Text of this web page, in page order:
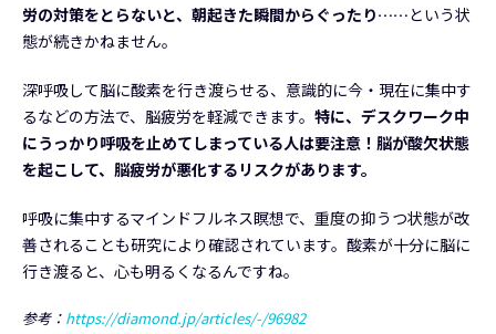
労の対策をとらないと、朝起きた瞬間からぐったり……という状
態が続きかねません。
深呼吸して脳に酸素を行き渡らせる、意識的に今・現在に集中す
るなどの方法で、脳疲労を軽減できます。 特に、デスクワーク中
にうっかり呼吸を止めてしまっている人は要注意！脳が酸欠状態
を起こして、脳疲労が悪化するリスクがあります。
呼吸に集中するマインドフルネス瞑想で、重度の抑うつ状態が改
善されることも研究により確認されています。酸素が十分に脳に
行き渡ると、心も明るくなるんですね。
参考： https://diamond.jp/articles/-/96982